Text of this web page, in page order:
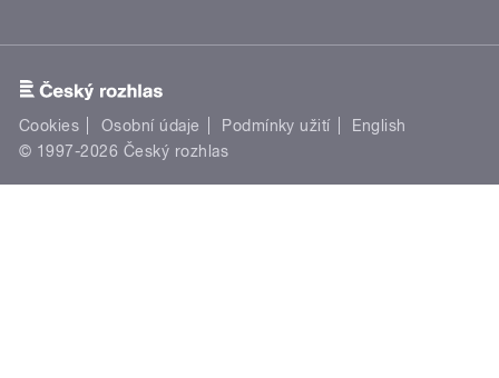
Cookies Osobní údaje Podmínky užití
English
© 1997-2026 Český rozhlas